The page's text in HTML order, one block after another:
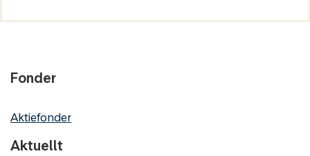
Fonder
Aktiefonder
Aktuellt